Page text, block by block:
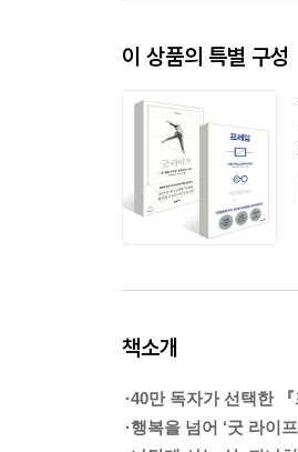
이 상품의 특별 구성
책소개
·40만 독자가 선택한
·행복을 넘어 ‘굿 라이